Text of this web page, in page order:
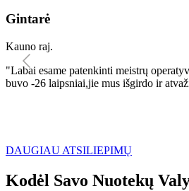
Gintarė
Kauno raj.
"Labai esame patenkinti meistrų
buvo -26 laipsniai,jie mus išgirdo ir
DAUGIAU ATSILIEPIMŲ
Kodėl Savo Nuotekų